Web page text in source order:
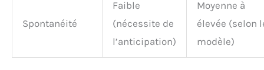
Spontanéité
Faible
(nécessite de
l’anticipation)
Moyenne à
élevée (selon
modèle)